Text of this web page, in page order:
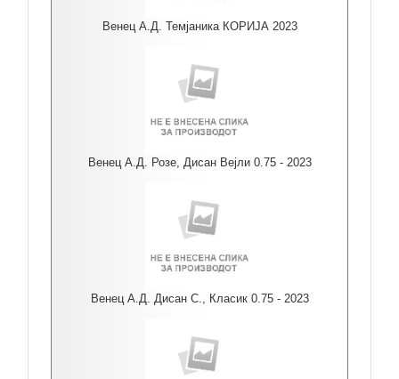
Венец А.Д. Темјаника КОРИЈА 2023
Венец А.Д. Розе, Дисан Вејли 0.75 - 2023
Венец А.Д. Дисан С., Класик 0.75 - 2023